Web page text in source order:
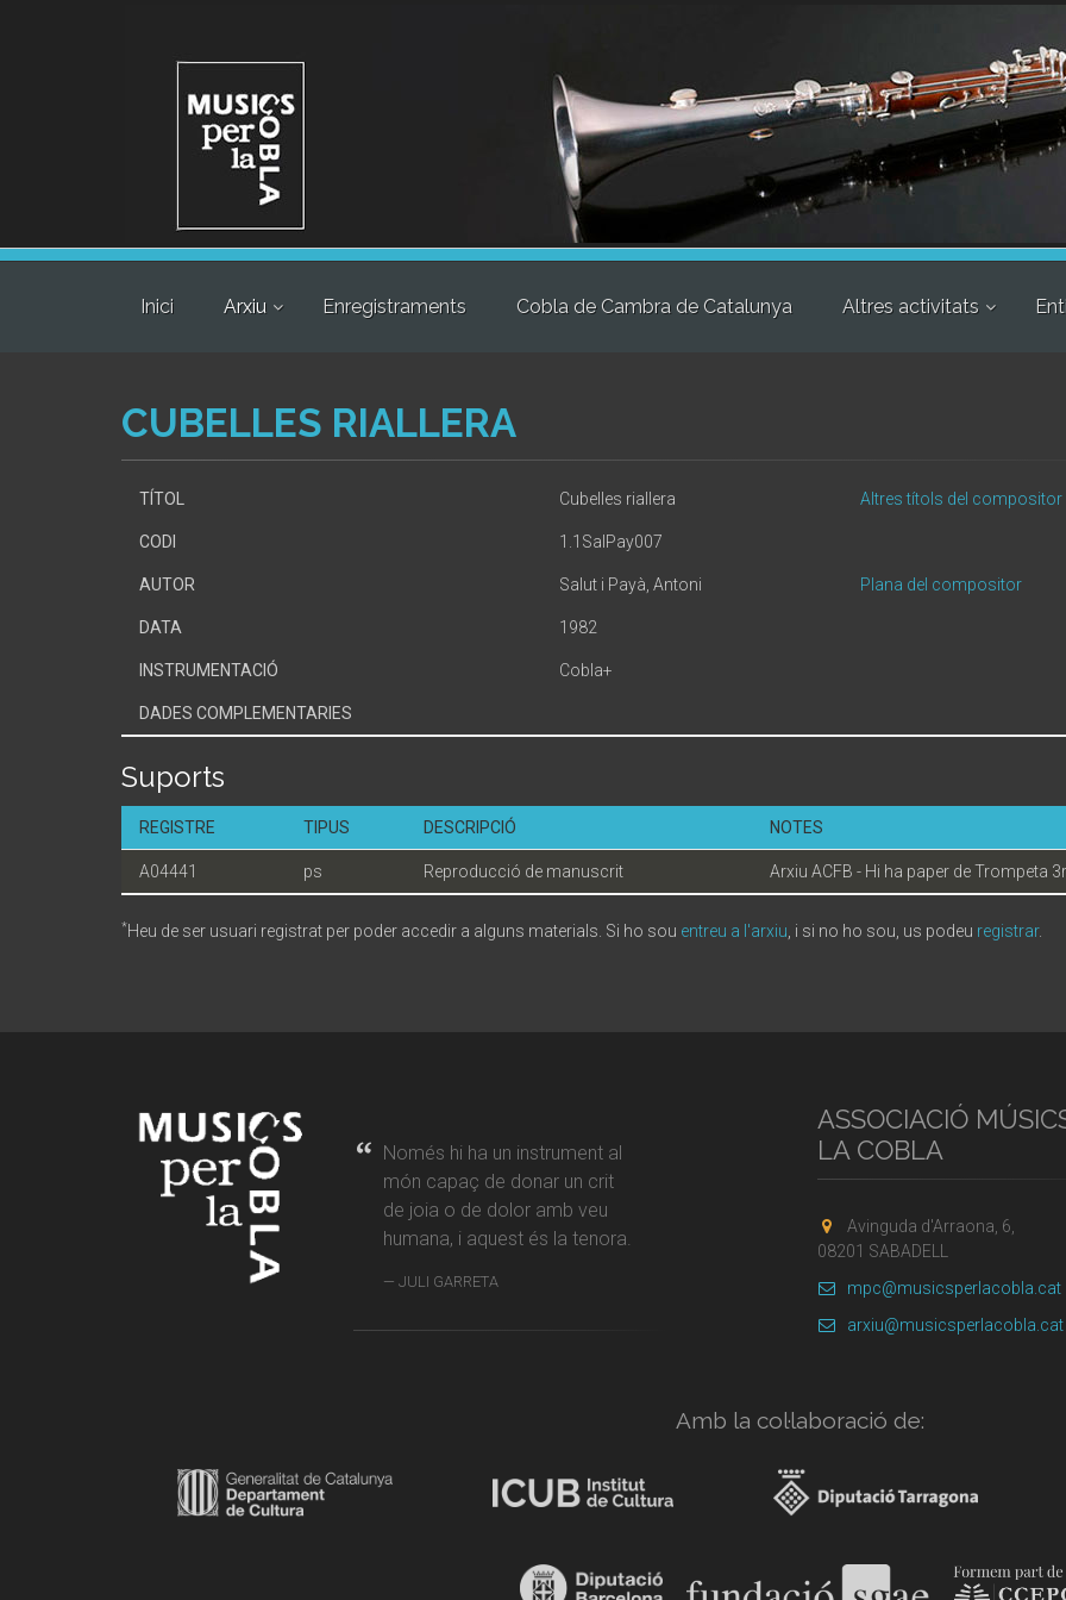
Inici Arxiu Enregistraments Cobla de Cambra de Catalunya Altres activitats
CUBELLES RIALLERA
TÍTOL Cubelles riallera Altres títols del compositor
CODI 1.1SalPay007
AUTOR Salut i Payà, Antoni Plana del compositor
DATA 1982
INSTRUMENTACIÓ Cobla+
DADES COMPLEMENTARIES
Suports
REGISTRE TIPUS DESCRIPCIÓ NOTES
A04441 ps Reproducció de manuscrit Arxiu ACFB - Hi ha paper de Trompeta
*Heu de ser usuari registrat per poder accedir a alguns materials. Si ho sou entreu a l'arxiu , i si no ho sou, us podeu registrar.
Només hi ha un instrument al
món capaç de donar un crit
de joia o de dolor amb veu
humana, i aquest és la tenora.
JULI GARRETA
ASSOCIACIÓ
LA COBLA
Avinguda d'Arraona, 6,
08201 SABADELL
mpc@musicsperlacobla.cat
arxiu@musicsperlacobla.cat
Amb la col·laboració de: